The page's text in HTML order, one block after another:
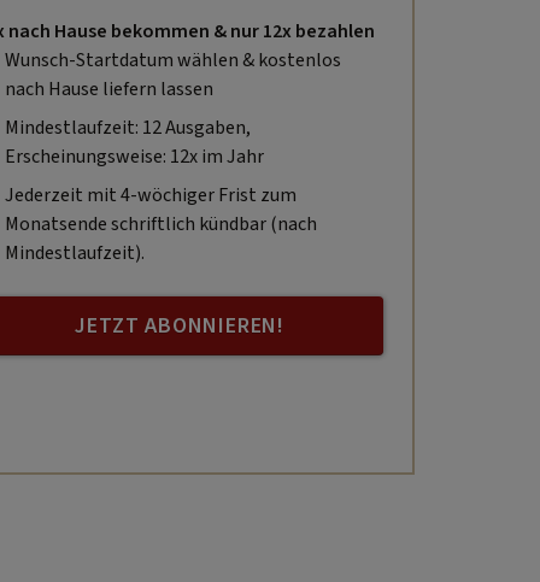
nach Hause bekommen & nur 12x bezahlen
Wunsch-Startdatum wählen & kostenlos
nach Hause liefern lassen
Mindestlaufzeit: 12 Ausgaben,
Erscheinungsweise: 12x im Jahr
Jederzeit mit 4-wöchiger Frist zum
Monatsende schriftlich kündbar (nach
Mindestlaufzeit).
JETZT ABONNIEREN!